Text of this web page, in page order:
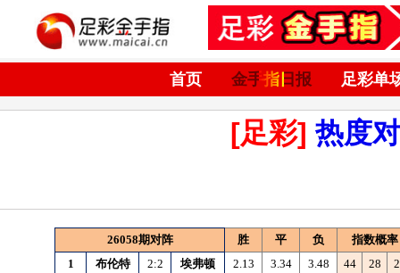
首页 金手指日报 足彩单
[足彩] 热度
26058期对阵 胜 平 负
指数概率
1
布伦特 2:2 埃弗顿 2.13 3.34 3.48 44 28